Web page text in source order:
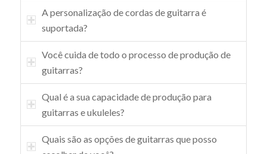
A personalização de cordas de guitarra é
suportada?
Você cuida de todo o processo de produção de
guitarras?
Qual é a sua capacidade de produção para
guitarras e ukuleles?
Quais são as opções de guitarras que posso